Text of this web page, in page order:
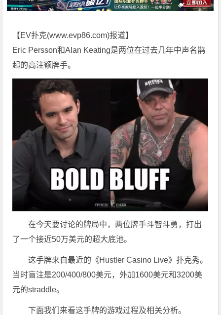
【EV扑克(www.evp86.com)报道】
Eric Persson和Alan Keating是两位在过去几年中声名鹊
起的高注额牌手。
在今天要讨论的牌局中，两位牌手斗智斗勇，打出
了一个接近50万美元的超大底池。
这手牌来自最近的《Hustler Casino Live》扑克秀。
当时盲注是200/400/800美元，外加1600美元和3200美
元的straddle。
下面我们来看这手牌的游戏过程及相关分析。